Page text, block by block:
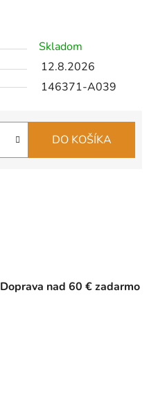
Skladom
12.8.2026
146371-A039
DO KOŠÍKA
Doprava nad 60 € zadarmo